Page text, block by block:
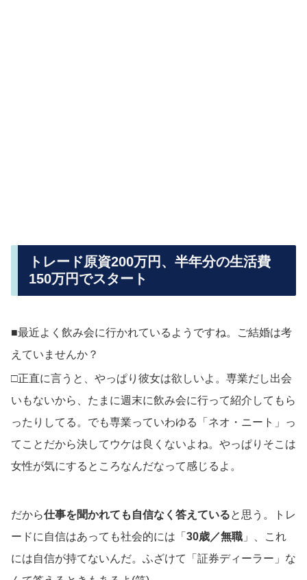
トレード原資200万円、半年分の生活費
150万円でスタート
■最近よく飲み会に行かれているようですね。ご結婚は考
えていませんか？
□正直に言うと、やっぱり彼女は欲しいよ。専業だし出会
いもないから、たまに週末に飲み会に行って紹介してもら
ったりしてる。でも専業っていわゆる「ネオ・ニート」っ
てことだから決してウケは良くないよね。やっぱりそこは
女性が気にするところなんだなって感じるよ。
だから仕事を聞かれても自信なく答えていると思う。トレ
ードに自信はあっても社会的には「 30歳／無職 」、これ
には自信が持てないんだ。ふざけて「証券ディーラー」な